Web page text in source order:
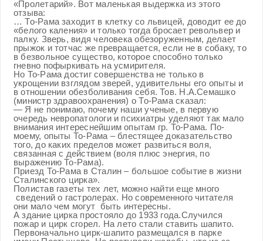
«Пролетарий». Вот маленькая выдержка из этого
отзыва:
… То-Рама заходит в клетку со львицей, доводит ее до
«белого каления» и только тогда бросает револьвер и
палку. Зверь, видя человека обезоруженным, делает
прыжок и тотчас же превращается, если не в собаку, то
в безвольное существо, которое способно только
гневно пофыркивать на усмирителя.
Но То-Рама достиг совершенства не только в
укрощении взглядом зверей, удивительны его опыты и
в отношении обезболивания себя. Тов. Н.А.Семашко
(министр здравоохранения) о То-Рама сказал:
— Я не понимаю, почему наши ученые, в первую
очередь невропатологи и психиатры уделяют так мало
внимания интереснейшим опытам гр. То-Рама. По-
моему, опыты То-Рама – блестящее доказательство
того, до каких пределов может развиться воля,
связанная с действием (воля плюс энергия, по
выражению То-Рама).
Приезд То-Рама в Сталин – большое событие в жизни
Сталинского цирка».
Полистав газеты тех лет, можно найти еще много
сведений о гастролерах. Но современного читателя
они мало чем могут быть интересны.
А здание цирка простояло до 1933 года.Случился
пожар и цирк сгорел. На лето стали ставить шапито.
Первоначально цирк-шапито размещался в парке